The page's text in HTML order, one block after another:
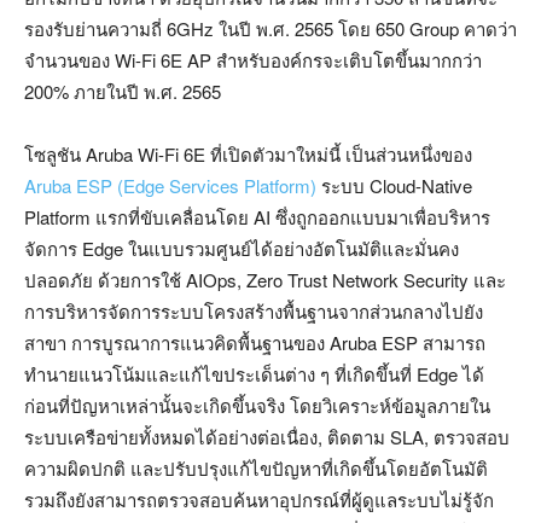
รองรับย่านความถี่ 6GHz ในปี พ.ศ. 2565 โดย 650 Group คาดว่า
จำนวนของ Wi-Fi 6E AP สำหรับองค์กรจะเติบโตขึ้นมากกว่า
200% ภายในปี พ.ศ. 2565
โซลูชัน Aruba Wi-Fi 6E ที่เปิดตัวมาใหม่นี้ เป็นส่วนหนึ่งของ
Aruba ESP (Edge Services Platform) ระบบ Cloud-Native
Platform แรกที่ขับเคลื่อนโดย AI ซึ่งถูกออกแบบมาเพื่อบริหาร
จัดการ Edge ในแบบรวมศูนย์ได้อย่างอัตโนมัติและมั่นคง
ปลอดภัย ด้วยการใช้ AIOps, Zero Trust Network Security และ
การบริหารจัดการระบบโครงสร้างพื้นฐานจากส่วนกลางไปยัง
สาขา การบูรณาการแนวคิดพื้นฐานของ Aruba ESP สามารถ
ทำนายแนวโน้มและแก้ไขประเด็นต่าง ๆ ที่เกิดขึ้นที่ Edge ได้
ก่อนที่ปัญหาเหล่านั้นจะเกิดขึ้นจริง โดยวิเคราะห์ข้อมูลภายใน
ระบบเครือข่ายทั้งหมดได้อย่างต่อเนื่อง, ติดตาม SLA, ตรวจสอบ
ความผิดปกติ และปรับปรุงแก้ไขปัญหาที่เกิดขึ้นโดยอัตโนมัติ
รวมถึงยังสามารถตรวจสอบค้นหาอุปกรณ์ที่ผู้ดูแลระบบไม่รู้จัก